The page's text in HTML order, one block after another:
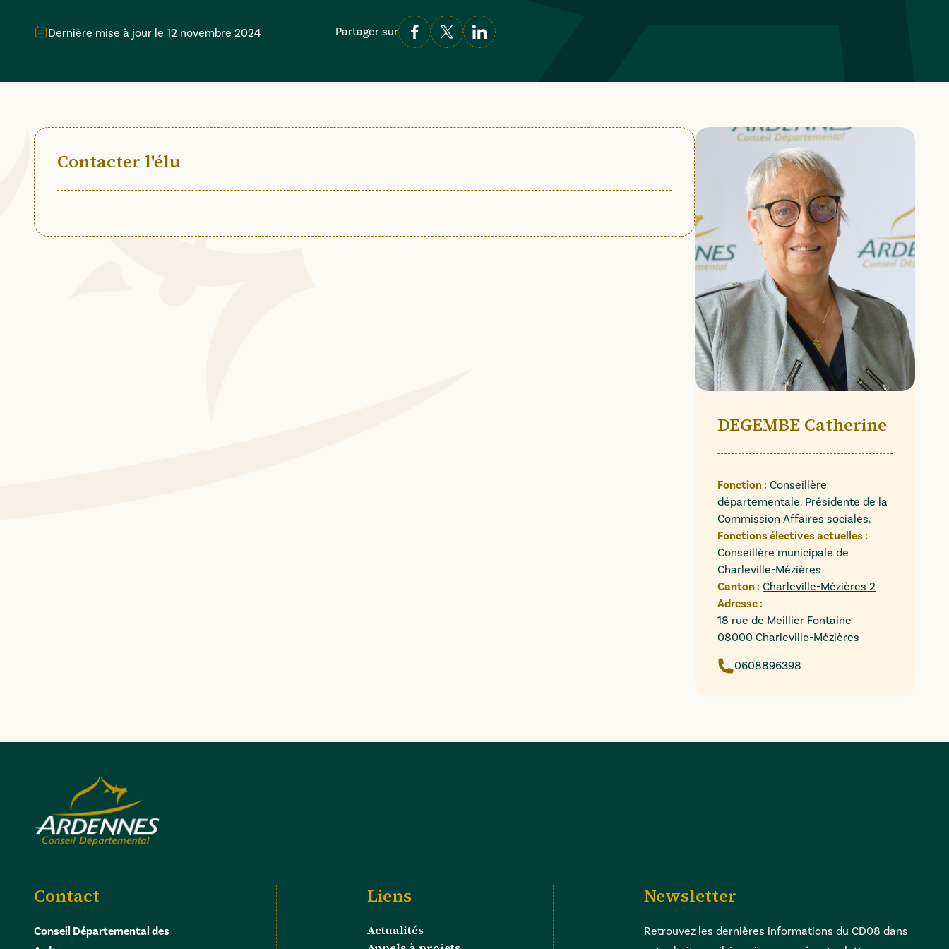
Dernière mise à jour le 12 novembre 2024 Partager sur
DEGEMBE Catherine
Fonction : Conseillère
départementale. Présidente de la
Commission Affaires sociales.
Fonctions électives actuelles :
Conseillère municipale de
Charleville-Mézières
Canton : Charleville-Mézières 2
Adresse :
18 rue de Meillier Fontaine
08000 Charleville-Mézières
0608896398
Contacter l'élu
Contact
Conseil Départemental des
Liens
Actualités
Newsletter
Retrouvez les dernières informations du CD08 dans